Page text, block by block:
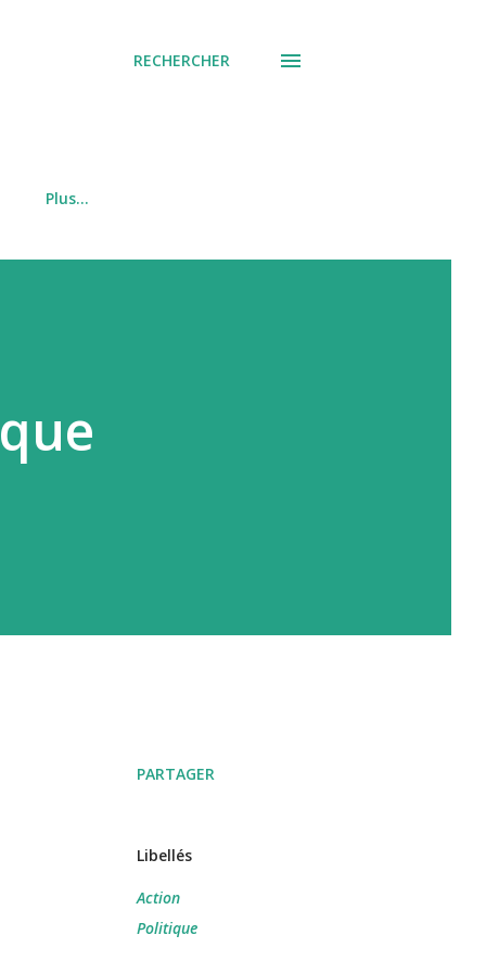
RECHERCHER
Plus…
PARTAGER
Libellés
Action
Politique